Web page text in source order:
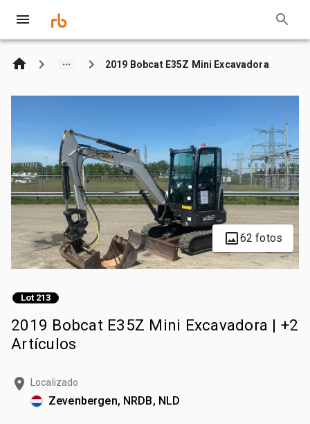
2019 Bobcat E35Z Mini Excavadora
62 fotos
Lot 213
2019 Bobcat E35Z Mini Excavadora | +2
Artículos
Localizado
Zevenbergen, NRDB, NLD